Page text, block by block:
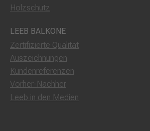
Holzschutz
LEEB BALKONE
Zertifizierte Qualität
Auszeichnungen
Kundenreferenzen
Vorher-Nachher
Leeb in den Medien